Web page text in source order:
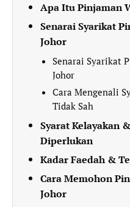
Apa Itu Pinjaman
Senarai Syarikat
Johor
Senarai Syarikat
Johor
Cara Mengenali
Tidak Sah
Syarat Kelayakan
Diperlukan
Kadar Faedah &
Cara Memohon
Johor